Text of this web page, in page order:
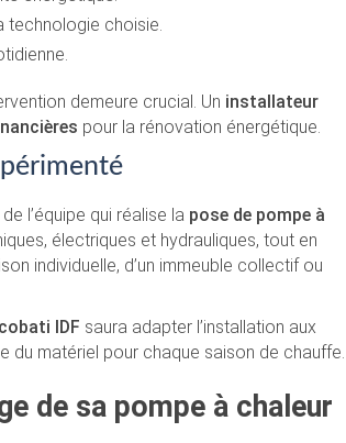
technologie choisie.
demeure crucial. Un installateur
pour la rénovation énergétique.
l’équipe qui réalise la pose de pompe à
électriques et hydrauliques, tout en
individuelle, d’un immeuble collectif ou
IDF saura adapter l’installation aux
du matériel pour chaque saison de chauffe.
de sa pompe à chaleur